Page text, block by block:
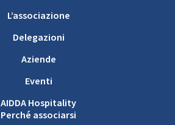
L’associazione
Delegazioni
Aziende
Eventi
AIDDA Hospitality
Perché associarsi